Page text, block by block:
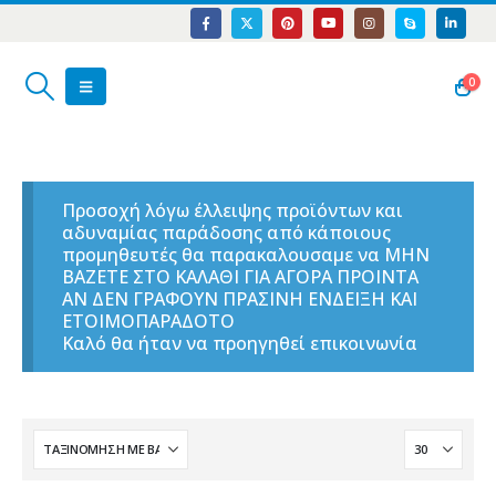
0
Προσοχή λόγω έλλειψης προϊόντων και
αδυναμίας παράδοσης από κάποιους
προμηθευτές θα παρακαλουσαμε να ΜΗΝ
ΒΑΖΕΤΕ ΣΤΟ ΚΑΛΑΘΙ ΓΙΑ ΑΓΟΡΑ ΠΡΟΙΝΤΑ
ΑΝ ΔΕΝ ΓΡΑΦΟΥΝ ΠΡΑΣΙΝΗ ΕΝΔΕΙΞΗ ΚΑΙ
ΕΤΟΙΜΟΠΑΡΑΔΟΤΟ
Καλό θα ήταν να προηγηθεί επικοινωνία